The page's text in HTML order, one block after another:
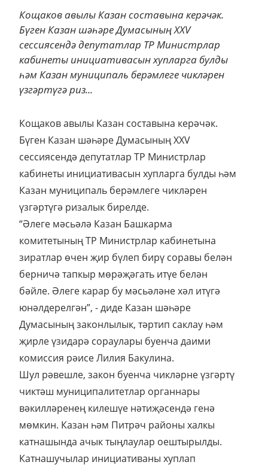
Кощаков авылы Казан составына керәчәк.
Бүген Казан шәһәре Думасының XXV
сессиясендә депутатлар ТР Министрлар
кабинеты инициативасын хупларга булды
һәм Казан муниципаль берәмлеге чикләрен
үзгәртүгә риз...
Кощаков авылы Казан составына керәчәк.
Бүген Казан шәһәре Думасының XXV
сессиясендә депутатлар ТР Министрлар
кабинеты инициативасын хупларга булды һәм
Казан муниципаль берәмлеге чикләрен
үзгәртүгә ризалык бирелде.
“Әлеге мәсьәлә Казан Башкарма
комитетының ТР Министрлар кабинетына
зиратлар өчен җир бүлеп бирү соравы белән
берничә тапкыр мөрәҗәгать итүе белән
бәйле. Әлеге карар бу мәсьәләне хәл итүгә
юнәлдерелгән”, - диде Казан шәһәре
Думасының законлылык, тәртип саклау һәм
җирле үзидарә сораулары буенча даими
комиссия рәисе Лилия Бакулина.
Шул рәвешле, закон буенча чикләрне үзгәртү
чиктәш муниципалитетлар органнары
вәкилләренең килешүе нәтиҗәсендә генә
мөмкин. Казан һәм Питрәч районы халкы
катнашында ачык тыңлаулар оештырылды.
Катнашучылар инициативаны хуплап